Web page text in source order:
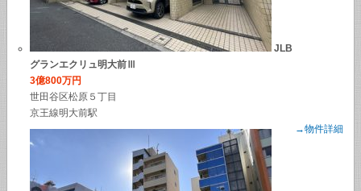
JLB
グランエクリュ明大前Ⅲ
3億800万円
世田谷区松原５丁目
京王線明大前駅
→物件詳細